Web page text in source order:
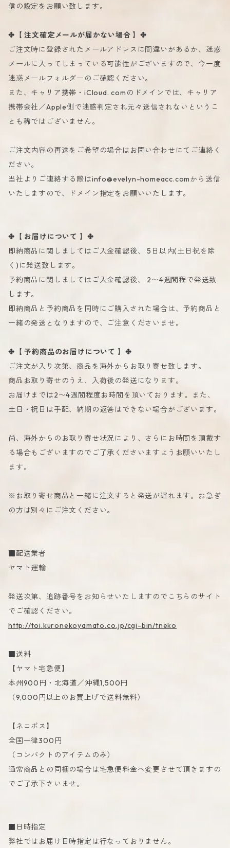
信の設定をお願い致します。
✤【 注文確定メールが届かない場合 】✤
ご注文時に登録されたメールアドレスに間違いがあるか、迷惑
メールに入ってしまっている可能性がございますので、今一度
迷惑メールフォルダーのご確認ください。
また、キャリア携帯・iCloud. comのドメインでは、キャリア
携帯会社／Apple側で迷惑判定され元々送信されないというこ
とも稀ではございません。
ご注文内容の再送をご希望の場合はお問い合わせにてご連絡く
ださい。
当社よりご連絡する際はinfo@evelyn-homeacc.comから送信
いたしますので、ドメイン指定をお願いいたします。
✤【 お届けについて 】✤
即納商品に関しましてはご入金確認後、 5日以内(土日祝を除
く)に発送致します。
予約商品に関しましてはご入金確認後、 2〜4週間程で発送致
します。
即納商品と予約商品を同時にご購入された場合は、予約商品と
一緒の発送となりますので、ご注意くださいませ。
✤【 予約商品のお届けについて 】✤
ご注文が入り次第、商品を海外からお取り寄せ致します。
商品お取り寄せのうえ、入荷後の発送になります。
お届けまでは2〜4週間程度お時間を頂いております。また、
土日・祝日は手配、納期の返答はできない場合がございます。
尚、海外からのお取り寄せ状況により、さらにお時間を頂戴す
る場合もございますのでご了承くださいますようお願いいたし
ます。
※お取り寄せ商品と一緒に注文すると発送が遅れます。お急ぎ
の方は別々にご注文ください。
■配送業者
ヤマト運輸
発送次第、追跡番号をお知らせいたしますのでこちらのサイト
でご確認ください。
http://toi.kuronekoyamato.co.jp/cgi-bin/tneko
■送料
【ヤマト宅急便】
本州900円・北海道／沖縄1,500円
（9,000円以上のお買上げで送料無料）
【ネコポス】
全国一律300円
（コンパクトのアイテムのみ）
通常商品との同梱の場合は宅急便料金へ変更させて頂きますの
でご了承下さいませ。
■日時指定
弊社ではお届け日時指定は行なっておりません。